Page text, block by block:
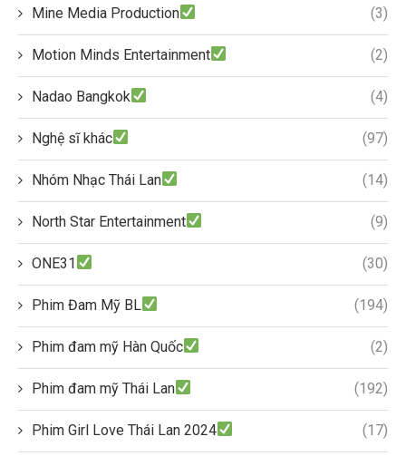
Mine Media Production (3)
Motion Minds Entertainment (2)
Nadao Bangkok (4)
Nghệ sĩ khác (97)
Nhóm Nhạc Thái Lan (14)
North Star Entertainment (9)
ONE31 (30)
Phim Đam Mỹ BL (194)
Phim đam mỹ Hàn Quốc (2)
Phim đam mỹ Thái Lan (192)
Phim Girl Love Thái Lan 2024 (17)